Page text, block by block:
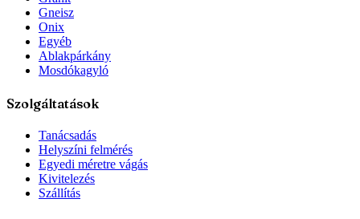
Gneisz
Onix
Egyéb
Ablakpárkány
Mosdókagyló
Szolgáltatások
Tanácsadás
Helyszíni felmérés
Egyedi méretre vágás
Kivitelezés
Szállítás